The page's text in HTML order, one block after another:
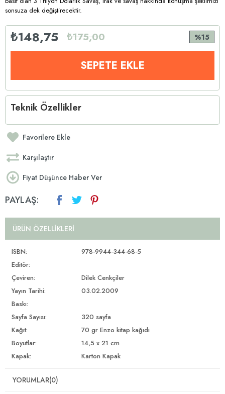
sonsuza dek değiştirecektir.
₺175,00
₺148,75 15
Teknik Özellikler
Favorilere Ekle
Karşılaştır
Fiyat Düşünce Haber Ver
PAYLAŞ:
ÜRÜN ÖZELLIKLERI
ISBN:
978-9944-344-68-5
Editör:
Çeviren:
Dilek Cenkçiler
Yayın Tarihi:
03.02.2009
Baskı:
Sayfa Sayısı:
320 sayfa
Kağıt:
70 gr Enzo kitap kağıdı
Boyutlar:
14,5 x 21 cm
Kapak:
Karton Kapak
YORUMLAR(0)